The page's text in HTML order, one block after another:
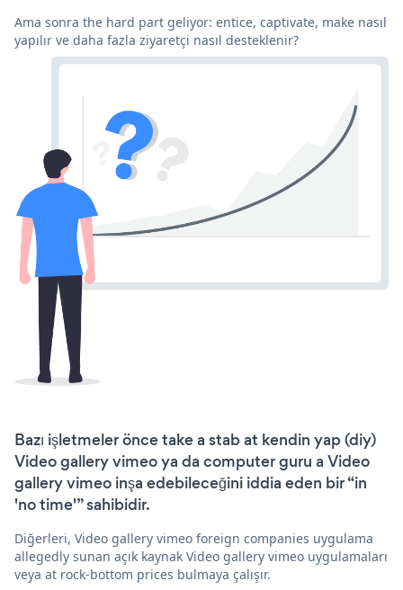
Ama sonra the hard part geliyor: entice, captivate, make nasıl
yapılır ve daha fazla ziyaretçi nasıl desteklenir?
Bazı işletmeler önce take a stab at kendin yap (diy)
Video gallery vimeo ya da computer guru a Video
gallery vimeo inşa edebileceğini iddia eden bir “in
'no time'” sahibidir.
Diğerleri, Video gallery vimeo foreign companies uygulama
allegedly sunan açık kaynak Video gallery vimeo uygulamaları
veya at rock-bottom prices bulmaya çalışır.